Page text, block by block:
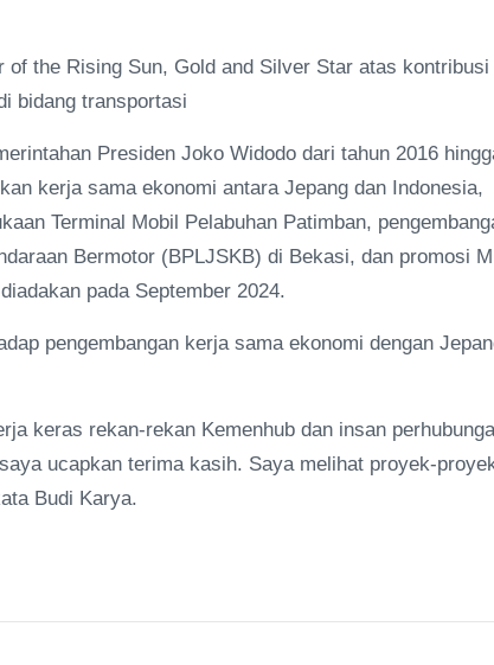
the Rising Sun, Gold and Silver Star atas kontribusi
bidang transportasi
Presiden Joko Widodo dari tahun 2016
kerja sama ekonomi antara Jepang dan Indonesia,
Terminal Mobil Pelabuhan Patimban,
Bermotor (BPLJSKB) di Bekasi, dan promosi
pada September 2024.
pengembangan kerja sama ekonomi dengan
keras rekan-rekan Kemenhub dan insan
ucapkan terima kasih. Saya melihat proyek-
Budi Karya.